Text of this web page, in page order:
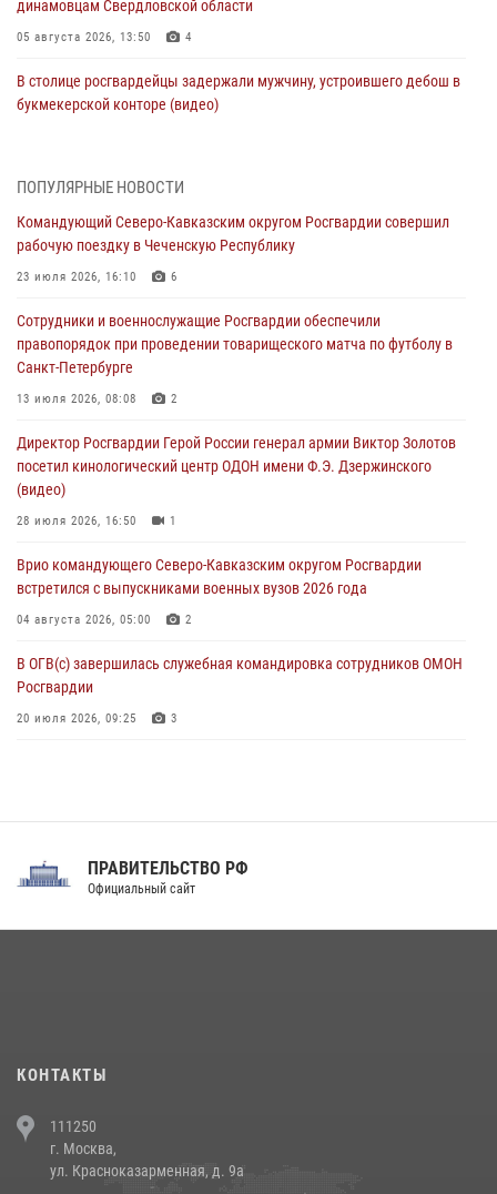
динамовцам Свердловской области
05 августа 2026, 13:50 4
В столице росгвардейцы задержали мужчину, устроившего дебош в
букмекерской конторе (видео)
В Удмуртии при силовой поддержке спецназа Росгвардии
оздоровительных услуг (видео)
05 августа 2026, 13:20
посетили мастер-класс по художественной гимнастике
05 августа 2026, 13:00
Офицеры Росгвардии и ветераны войск правопорядка почтили
05 августа 2026, 12:40
Росгвардейцы приняли участие в акции «Волна памяти»,
посвящённой 83‑й годовщине освобождения Белгорода от
05 августа 2026, 12:13 1
ПОПУЛЯРНЫЕ НОВОСТИ
Командующий Северо-Кавказским округом Росгвардии совершил
рабочую поездку в Чеченскую Республику
23 июля 2026, 16:10 6
Сотрудники и военнослужащие Росгвардии обеспечили
правопорядок при проведении товарищеского матча по футболу в
Санкт-Петербурге
13 июля 2026, 08:08 2
Директор Росгвардии Герой России генерал армии Виктор Золотов
посетил кинологический центр ОДОН имени Ф.Э. Дзержинского
(видео)
28 июля 2026, 16:50 1
Врио командующего Северо-Кавказским округом Росгвардии
встретился с выпускниками военных вузов 2026 года
04 августа 2026, 05:00 2
В ОГВ(с) завершилась служебная командировка сотрудников ОМОН
Росгвардии
20 июля 2026, 09:25 3
Праздник «Один день с Росгвардией» к 105-летию Центрального
напавших на бригаду скорой помощи (видео)
14 июля 2026, 12:20
ПРАВИТЕЛЬСТВО РФ
Официальный сайт
КОНТАКТЫ
111250
г. Москва,
ул. Красноказарменная, д. 9а